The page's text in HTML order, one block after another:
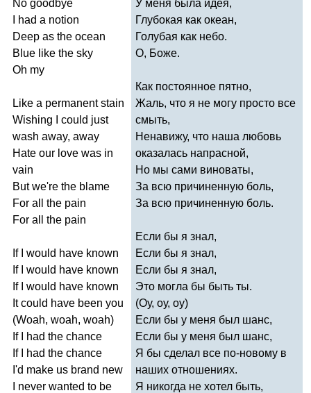
No goodbye
had a notion
Deep as the ocean
Blue like the sky
Oh my
Like a permanent stain
Wishing
could just
wash away, away
Hate our love was in
vain
But we're the blame
For all the pain
For all the pain
If would have known
If
would have known
If
would have known
It could have been you
(Woah, woah, woah)
If
had the chance
If
had the chance
I'd make us brand new
never wanted to be
У меня была идея,
Глубокая как океан,
Голубая как небо.
О, Боже.
Как постоянное пятно,
Жаль, что я не могу просто все
смыть,
Ненавижу, что наша любовь
оказалась напрасной,
Но мы сами виноваты,
За всю причиненную боль,
За всю причиненную боль.
Если бы я знал,
Если бы я знал,
Если бы я знал,
Это могла бы быть ты.
(Оу, оу, оу)
Если бы у меня был шанс,
Если бы у меня был шанс,
Я бы сделал все по-новому в
наших отношениях.
Я никогда не хотел быть,